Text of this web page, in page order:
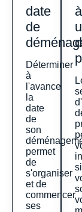
date
de
Déterminer
à
l'avance
la
date
de
son
permet
de
s'organiser
et de
commencer
ses
à
si